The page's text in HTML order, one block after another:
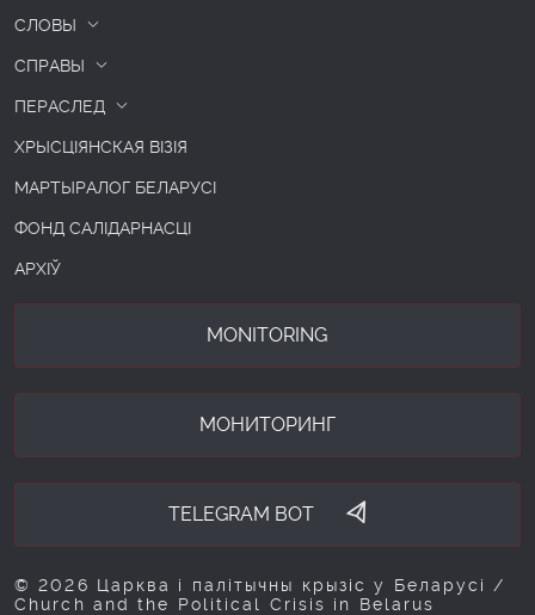
СЛОВЫ
СПРАВЫ
ПЕРАСЛЕД
ХРЫСЦІЯНСКАЯ ВІЗІЯ
МАРТЫРАЛОГ БЕЛАРУСІ
ФОНД САЛІДАРНАСЦІ
АРХІЎ
MONITORING
МОНИТОРИНГ
TELEGRAM BOT
© 2026 Царква і палітычны крызіс у Беларусі /
Church and the Political Crisis in Belarus